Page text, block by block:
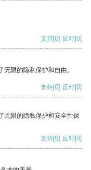
支持[0] 反对[0]
限的隐私保护和自由。
支持[0] 反对[0]
无限的隐私保护和安全性保
支持[0] 反对[0]